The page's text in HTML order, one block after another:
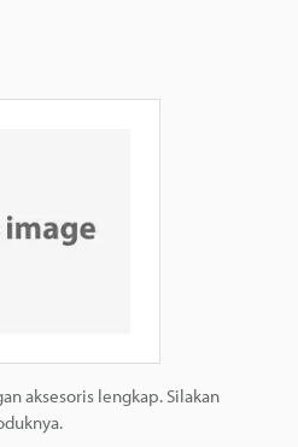
aksesoris lengkap. Silakan